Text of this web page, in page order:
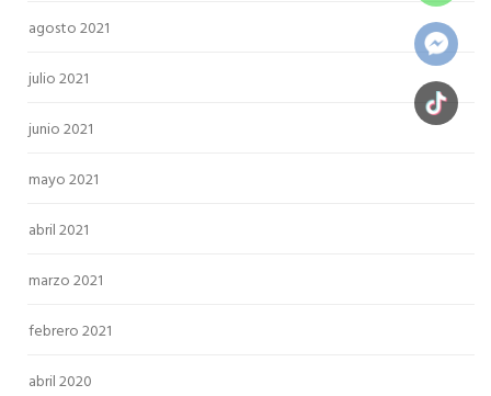
agosto 2021
julio 2021
junio 2021
mayo 2021
abril 2021
marzo 2021
febrero 2021
abril 2020